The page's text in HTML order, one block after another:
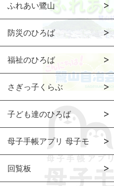
ふれあい鷺山
防災のひろば
福祉のひろば
さぎっ子くらぶ
子ども達のひろば
母子手帳アプリ 母子モ
回覧板